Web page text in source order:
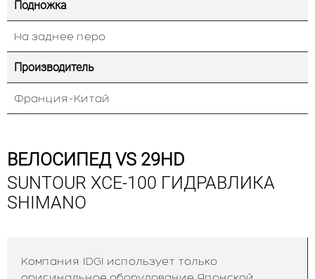
Подножка
На заднее перо
Производитель
Франция-Китай
ВЕЛОСИПЕД VS 29HD
SUNTOUR XCE-100 ГИДРАВЛИКА
SHIMANO
Компания IDGI использует только